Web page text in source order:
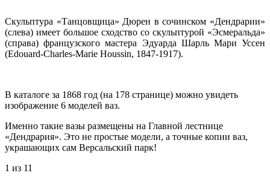
Скульптура «Танцовщица» Дюрен в сочинском «Дендрарии»
(слева) имеет большое сходство со скульптурой «Эсмеральда»
(справа) французского мастера Эдуарда Шарль Мари Уссен
(Edouard-Charles-Marie Houssin, 1847-1917).
В каталоге за 1868 год (на 178 странице) можно увидеть
изображение 6 моделей ваз.
Именно такие вазы размещены на Главной лестнице
«Дендрария». Это не простые модели, а точные копии ваз,
украшающих сам Версальский парк!
1 из 11